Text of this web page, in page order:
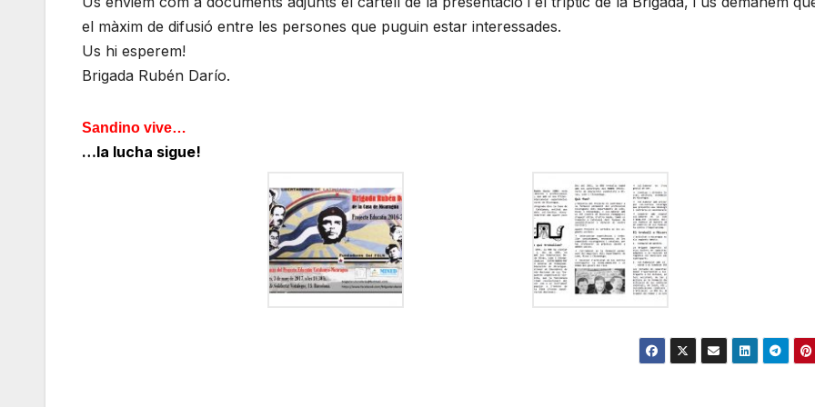
el màxim de difusió entre les persones que puguin estar interessades.
Us hi esperem!
Brigada Rubén Darío.
Sandino vive…
…la lucha sigue!